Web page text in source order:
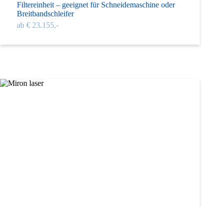
Filtereinheit – geeignet für Schneidemaschine oder
Breitbandschleifer
ab € 23.155,-